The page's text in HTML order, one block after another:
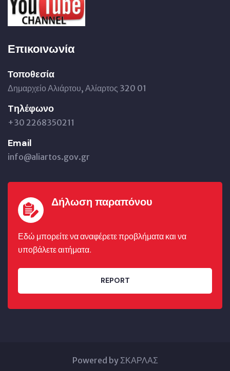
Επικοινωνία
Τοποθεσία
Δημαρχείο Αλιάρτου, Αλίαρτος 320 01
Tηλέφωνο
+30 2268350211
Email
info@aliartos.gov.gr
Δήλωση παραπόνου
Εδώ μπορείτε να αναφέρετε προβλήματα και να
υποβάλετε αιτήματα.
REPORT
Powered by ΣΚΑΡΛΑΣ